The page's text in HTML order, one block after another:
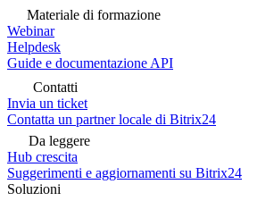
Materiale di formazione
Webinar
Helpdesk
Guide e documentazione API
Contatti
Invia un ticket
Contatta un partner locale di Bitrix24
Da leggere
Hub crescita
Suggerimenti e aggiornamenti su Bitrix24
Soluzioni